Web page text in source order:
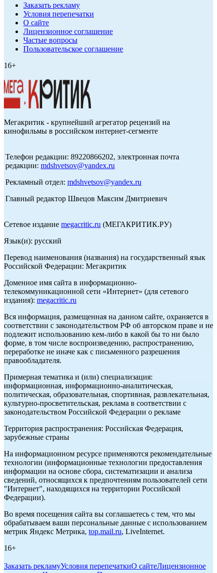
Заказать рекламу
Условия перепечатки
О сайте
Лицензионное соглашение
Частые вопросы
Пользовательское соглашение
16+
Мегакритик - крупнейший агрегатор рецензий на
кинофильмы в российском интернет-сегменте
Телефон редакции: 89220866202, электронная почта
редакции: mdshvetsov@yandex.ru
Рекламный отдел: mdshvetsov@yandex.ru
Главный редактор Швецов Максим Дмитриевич
Сетевое издание megacritic.ru (МЕГАКРИТИК.РУ)
Язык(и): русский
Перевод наименования (названия) на государственный язык
Российской Федерации: Мегакритик
Доменное имя сайта в информационно-
телекоммуникационной сети «Интернет» (для сетевого
издания): megacritic.ru
Вся информация, размещенная на данном сайте, охраняется в
соответствии с законодательством РФ об авторском праве и не
подлежит использованию кем-либо в какой бы то ни было
форме, в том числе воспроизведению, распространению,
переработке не иначе как с письменного разрешения
правообладателя.
Примерная тематика и (или) специализация:
информационная, информационно-аналитическая,
политическая, образовательная, спортивная, развлекательная,
культурно-просветительская, реклама в соответствии с
законодательством Российской Федерации о рекламе
Территория распространения: Российская Федерация,
зарубежные страны
На информационном ресурсе применяются рекомендательные
технологии (информационные технологии предоставления
информации на основе сбора, систематизации и анализа
сведений, относящихся к предпочтениям пользователей сети
"Интернет", находящихся на территории Российской
Федерации).
Во время посещения сайта вы соглашаетесь с тем, что мы
обрабатываем ваши персональные данные с использованием
метрик Яндекс Метрика, top.mail.ru, LiveInternet.
16+
Заказать рекламуУсловия перепечаткиО сайтеЛицензионное